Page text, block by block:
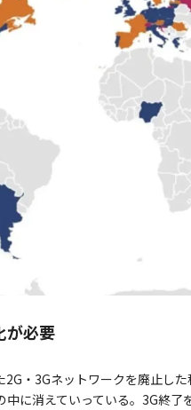
が必要
・3Gネットワークを廃止し
に消えていっている。3G終